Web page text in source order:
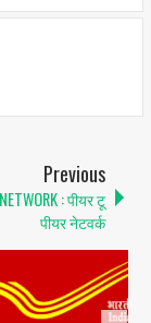
Previous
: पीयर टू
पीयर नेटवर्क